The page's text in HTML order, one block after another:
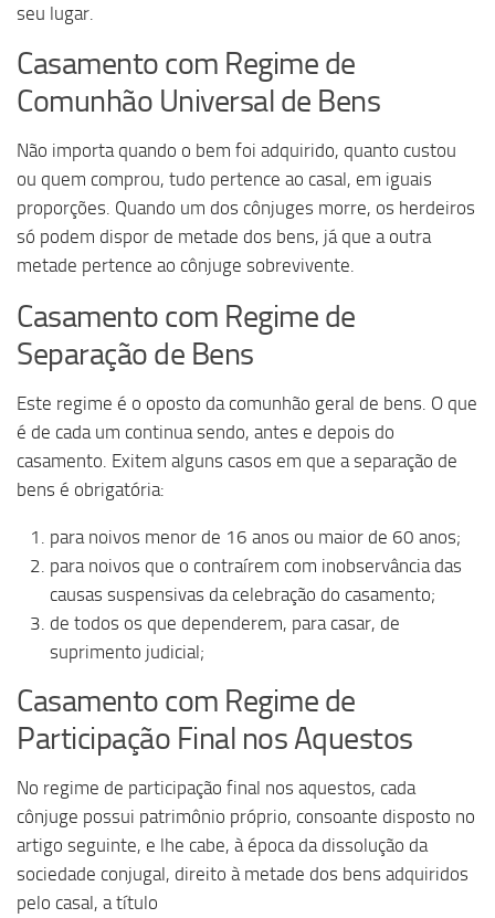
seu lugar.
Casamento com Regime de
Comunhão Universal de Bens
Não importa quando o bem foi adquirido, quanto custou
ou quem comprou, tudo pertence ao casal, em iguais
proporções. Quando um dos cônjuges morre, os herdeiros
só podem dispor de metade dos bens, já que a outra
metade pertence ao cônjuge sobrevivente.
Casamento com Regime de
Separação de Bens
Este regime é o oposto da comunhão geral de bens. O que
é de cada um continua sendo, antes e depois do
casamento. Exitem alguns casos em que a separação de
bens é obrigatória:
para noivos menor de 16 anos ou maior de 60 anos;
para noivos que o contraírem com inobservância das
causas suspensivas da celebração do casamento;
de todos os que dependerem, para casar, de
suprimento judicial;
Casamento com Regime de
Participação Final nos Aquestos
No regime de participação final nos aquestos, cada
cônjuge possui patrimônio próprio, consoante disposto no
artigo seguinte, e lhe cabe, à época da dissolução da
sociedade conjugal, direito à metade dos bens adquiridos
pelo casal, a título